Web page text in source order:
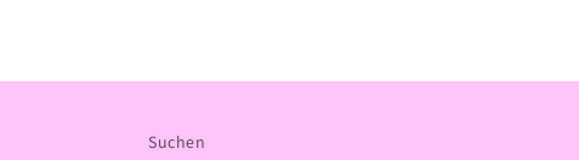
Suchen